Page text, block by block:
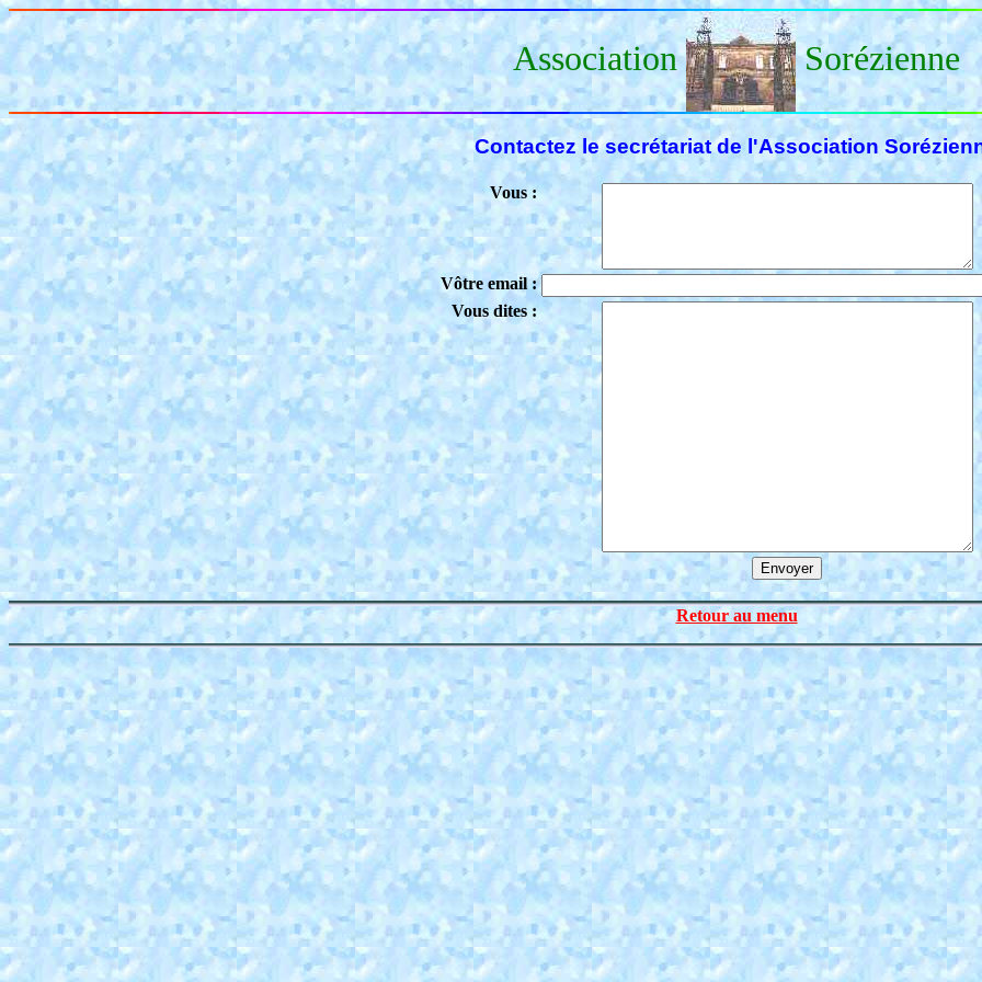
Association Sorézienne
Contactez le secrétariat de l'Association
Vous :
Vôtre email :
Vous dites :
Retour au menu